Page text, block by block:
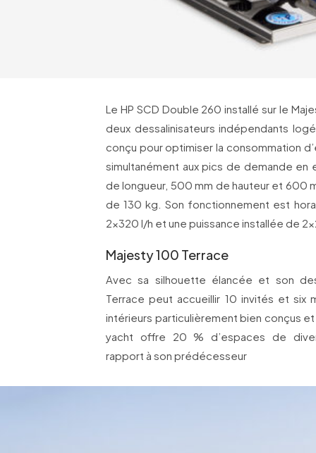
Le HP SCD Double 260 installé sur le
deux dessalinisateurs indépendants
conçu pour optimiser la consommation
simultanément aux pics de demande en
de longueur, 500 mm de hauteur et 600
de 130 kg. Son fonctionnement est
2×320 l/h et une puissance installée de
Majesty 100 Terrace
Avec sa silhouette élancée et son
Terrace peut accueillir 10 invités et six
intérieurs particulièrement bien conçus
yacht offre 20 % d’espaces de
rapport à son prédécesseur